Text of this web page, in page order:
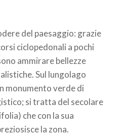
del paesaggio: grazie
ciclopedonali a pochi
ammirare bellezze
Sul lungolago
monumento verde di
si tratta del secolare
che con la sua
la zona.